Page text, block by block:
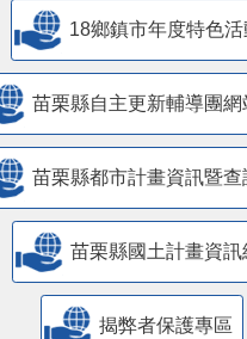
18鄉鎮市年度特色活
苗栗縣自主更新輔導團網
苗栗縣都市計畫資訊暨查
苗栗縣國土計畫資訊
揭弊者保護專區